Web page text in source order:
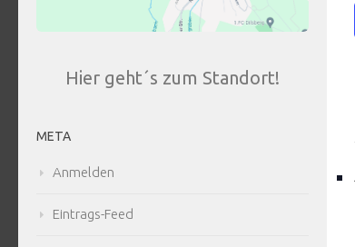
Hier geht´s zum Standort!
META
Anmelden
Eintrags-Feed